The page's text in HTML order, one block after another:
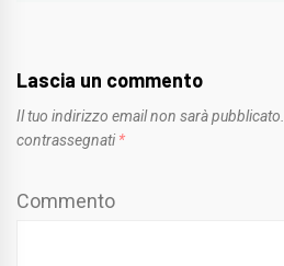
Lascia un commento
Il tuo indirizzo email non sarà pubblicato.
contrassegnati *
Commento